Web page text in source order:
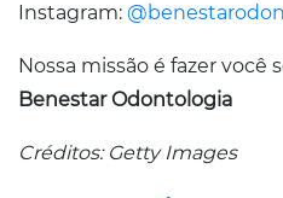
Instagram:
Nossa missão é fazer você
Benestar Odontologia
Créditos: Getty Images